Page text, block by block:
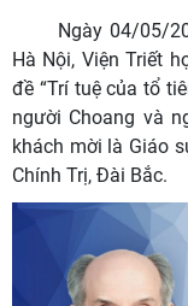
Ngày 04/05/
Hà Nội, Viện Triết
đề “Trí tuệ của tổ
người Choang và
khách mời là Giáo
Chính Trị, Đài Bắc.